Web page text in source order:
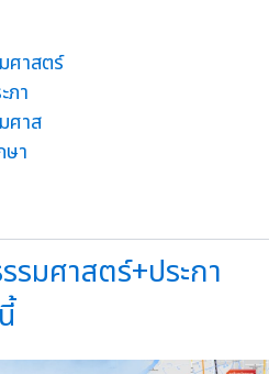
ศาสตร์
ภา
ศาส
า
รมศาสตร์+ประกา